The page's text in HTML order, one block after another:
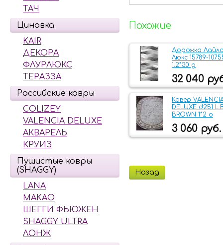
ТАЧ
Циновка
KAIR
ДЕКОРА
ФЛУРЛЮКС
ТЕРАЗЗА
Российские ковры
COLIZEY
VALENCIA DELUXE
АКВАРЕЛЬ
КРУИЗ
Пушистые ковры
(SHAGGY)
LANA
MAKAO
ШЕГГИ ФЬЮЖЕН
SHAGGY ULTRA
ЛОНЖ
Похожие
Дорожка
Люкс 15789-
1,2*30 д
32 040
Ковер
DELUXE d251
BROWN 1*2 о
3 060 руб.
Назад